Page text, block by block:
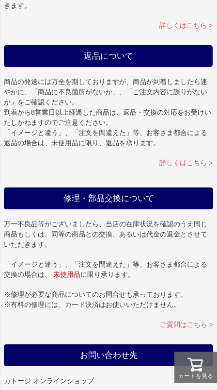
カートを見る
きます。
詳しくはこちら >
返品について
商品の発送には万全を期しておりますが、商品が到着しましたら速
やかに、「商品に不良箇所がないか」、「ご注文内容に誤りがない
か」をご確認ください。
到着から8営業日以上経過した商品は、返品・交換の対応をお受けい
たしかねますのでご注意ください。
「イメージと違う」、「注文を間違えた」等、お客さま都合による
返品の場合は、未使用品に限り、返品を承ります。
詳しくはこちら >
修理・部品交換について
万一不良品等がございましたら、当店の在庫状況を確認のうえ同じ
商品もしくは、同等の商品との交換、あるいは代金の返金とさせて
いただきます。
「イメージと違う」、「注文を間違えた」等、お客さま都合による
交換の場合は、 未使用品に限り承ります。
※修理が必要な商品についてのお問合せも承っております。
※有料の修理には、カード決済はお使いいただけません。
ご質問はこちら >
お問い合わせ先
カトージ オンラインショップ